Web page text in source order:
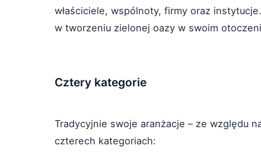
właściciele, wspólnoty, firmy oraz
w tworzeniu zielonej oazy w swoim
Cztery kategorie
Tradycyjnie swoje aranżacje – ze względu
czterech kategoriach: